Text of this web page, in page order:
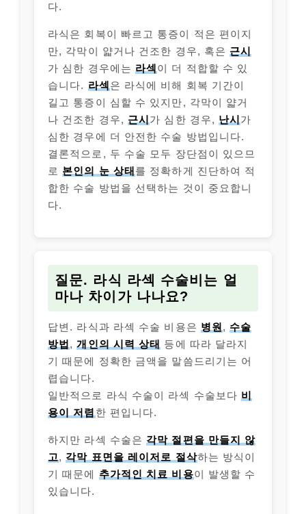
다.
라식은 회복이 빠르고 통증이 적은 편이지
만, 각막이 얇거나 건조한 경우, 혹은 근시
가 심한 경우에는 라섹이 더 적합할 수 있
습니다. 라섹은 라식에 비해 회복 기간이
길고 통증이 심할 수 있지만, 각막이 얇거
나 건조한 경우, 근시 가 심한 경우, 난시 가
심한 경우에 더 안전한 수술 방법입니다.
결론적으로, 두 수술 모두 장단점이 있으므
로 본인의 눈 상태를 정확하게 진단하여 적
합한 수술 방법을 선택하는 것이 중요합니
다.
질문. 라식 라섹 수술비는 얼
마나 차이가 나나요?
답변. 라식과 라섹 수술 비용은 병원 , 수술
방법 ,개인의 시력 상태 등에 따라 달라지
기 때문에 정확한 금액을 말씀드리기는 어
렵습니다.
일반적으로 라식 수술이 라섹 수술보다 비
용이 저렴 한 편입니다.
하지만 라섹 수술은 각막 절편을 만들지 않
고, 각막 표면을 레이저로 절삭하는 방식이
기 때문에 추가적인 치료 비용이 발생할 수
있습니다.